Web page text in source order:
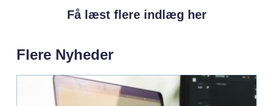
Få læst flere indlæg her
Flere Nyheder